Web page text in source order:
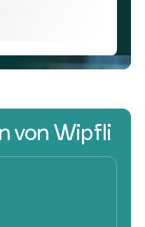
von Wipfli